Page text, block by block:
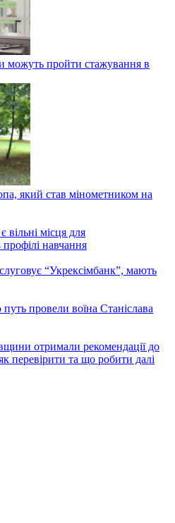
можуть пройти стажування в
який став мінометником на
вільні місця для
профілі навчання
“Укрексімбанк”, мають
провели воїна Станіслава
отримали рекомендації до
перевірити та що робити далі